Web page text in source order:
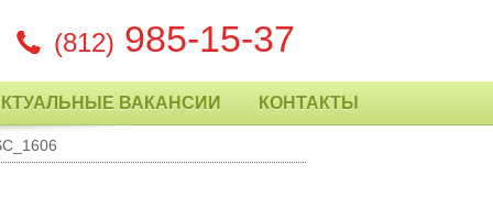
(812) 985-15-37
ВАКАНСИИ КОНТАКТЫ